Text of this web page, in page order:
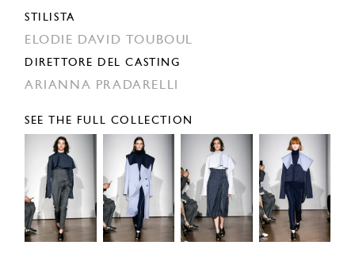
STILISTA
ELODIE DAVID TOUBOUL
DIRETTORE DEL CASTING
ARIANNA PRADARELLI
SEE THE FULL COLLECTION